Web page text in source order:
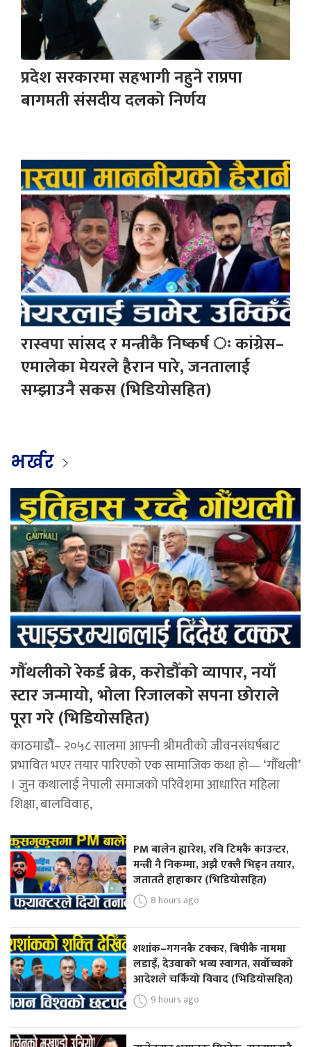
प्रदेश सरकारमा सहभागी नहुने राप्रपा
बागमती संसदीय दलको निर्णय
रास्वपा सांसद र मन्त्रीकै निष्कर्ष ः कांग्रेस–
एमालेका मेयरले हैरान पारे, जनतालाई
सम्झाउनै सकस (भिडियोसहित)
भर्खर
गौँथलीको रेकर्ड ब्रेक, करोडौँको व्यापार, नयाँ
स्टार जन्मायो, भोला रिजालको सपना छोराले
पूरा गरे (भिडियोसहित)
काठमाडोैं– २०५८ सालमा आफ्नी श्रीमतीको जीवनसंघर्षबाट
प्रभावित भएर तयार पारिएको एक सामाजिक कथा हो— ‘गौँथली’
। जुन कथालाई नेपाली समाजको परिवेशमा आधारित महिला
शिक्षा, बालविवाह,
PM बालेन ह्यारेश, रवि टिमकै काउन्टर,
मन्त्री नै निकम्मा, अझै एक्लै भिड्न तयार,
जताततै हाहाकार (भिडियोसहित)
8 hours ago
शशांक–गगनकै टक्कर, बिपीकै नाममा
लडाइँ, देउवाको भव्य स्वागत, सर्वोच्चको
आदेशले चर्कियो विवाद (भिडियोसहित)
9 hours ago